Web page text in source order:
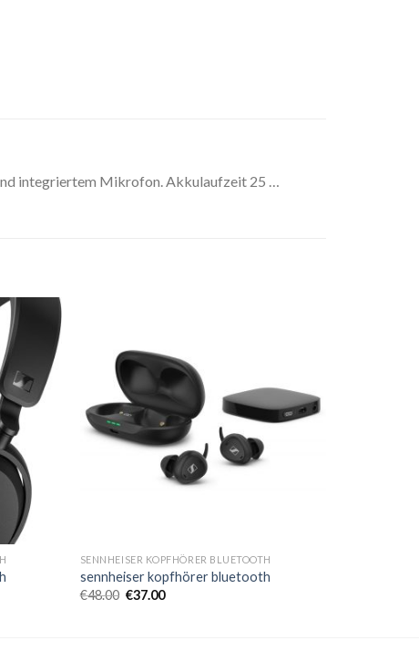
integriertem Mikrofon. Akkulaufzeit 25 …
SENNHEISER KOPFHÖRER BLUETOOTH
sennheiser kopfhörer bluetooth
€48.00 €37.00